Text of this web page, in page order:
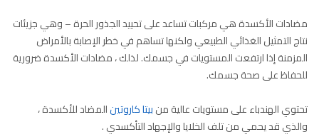
مضادات الأكسدة هي مركبات تساعد على تحييد الجذور الحرة – وهي جزيئات
نتاج التمثيل الغذائي الطبيعي ولكنها تساهم في خطر الإصابة بالأمراض
المزمنة إذا ارتفعت المستويات في جسمك. لذلك ، مضادات الأكسدة ضرورية
للحفاظ على صحة جسمك.
تحتوي الهندباء على مستويات عالية منبيتا كاروتينالمضاد للأكسدة ،
والذي قد يحمي من تلف الخلايا والإجهاد التأكسدي .